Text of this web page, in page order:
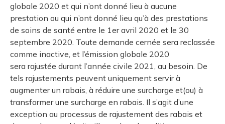
globale 2020 et qui n’ont donné lieu à aucune
prestation ou qui n’ont donné lieu qu’à des prestations
de soins de santé entre le 1er avril 2020 et le 30
septembre 2020. Toute demande cernée sera reclassée
comme inactive, et l’émission globale 2020
sera rajustée durant l’année civile 2021, au besoin. De
tels rajustements peuvent uniquement servir à
augmenter un rabais, à réduire une surcharge et(ou) à
transformer une surcharge en rabais. Il s’agit d’une
exception au processus de rajustement des rabais et